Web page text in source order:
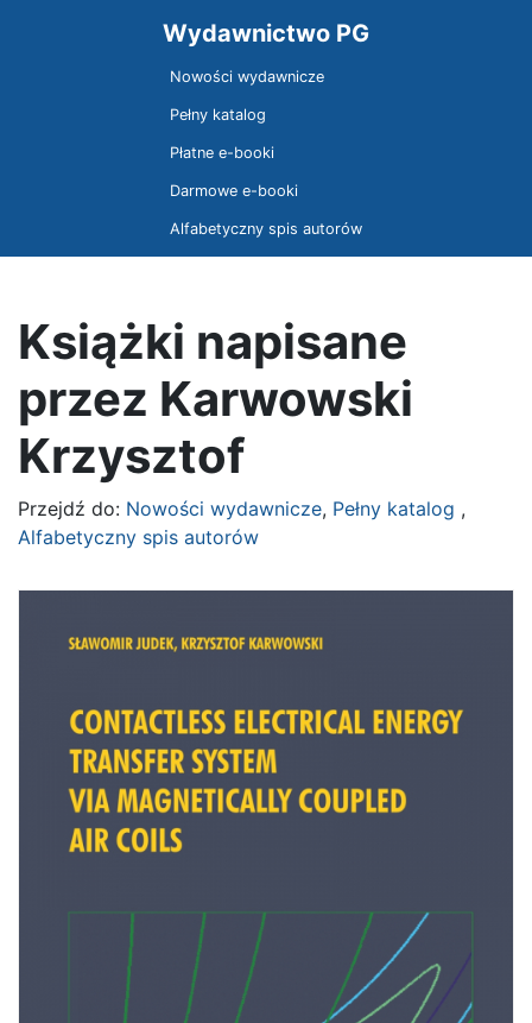
Wydawnictwo PG
Nowości wydawnicze
Pełny katalog
Płatne e-booki
Darmowe e-booki
Alfabetyczny spis autorów
Książki napisane
przez Karwowski
Krzysztof
Przejdź do: Nowości wydawnicze, Pełny katalog ,
Alfabetyczny spis autorów